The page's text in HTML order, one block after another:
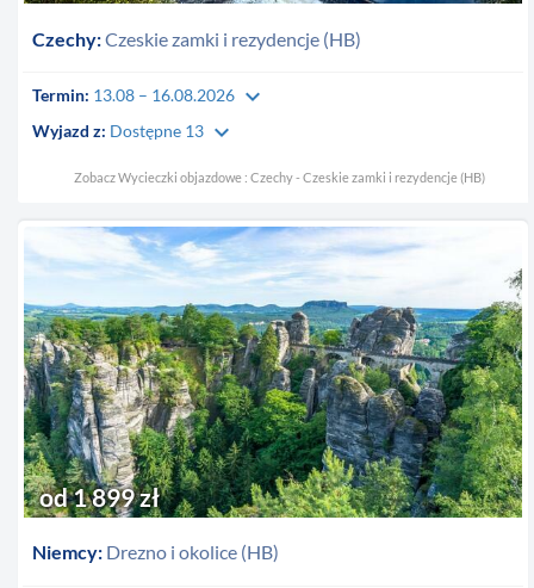
Czechy:Czeskie zamki i rezydencje (HB)
Termin: 13.08 – 16.08.2026 keyboard_arrow_down
Wyjazd z: Dostępne 13 keyboard_arrow_down
Zobacz Wycieczki objazdowe : Czechy - Czeskie zamki i rezydencje (HB)
Niemcy: Drezno i okolice (HB)
od 1 899 zł